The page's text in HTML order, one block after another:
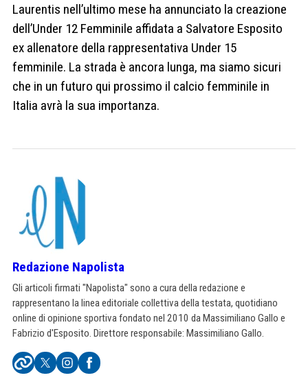
Laurentis nell’ultimo mese ha annunciato la creazione
dell’Under 12 Femminile affidata a Salvatore Esposito
ex allenatore della rappresentativa Under 15
femminile. La strada è ancora lunga, ma siamo sicuri
che in un futuro qui prossimo il calcio femminile in
Italia avrà la sua importanza.
Redazione Napolista
Gli articoli firmati "Napolista" sono a cura della redazione e
rappresentano la linea editoriale collettiva della testata, quotidiano
online di opinione sportiva fondato nel 2010 da Massimiliano Gallo e
Fabrizio d'Esposito. Direttore responsabile: Massimiliano Gallo.